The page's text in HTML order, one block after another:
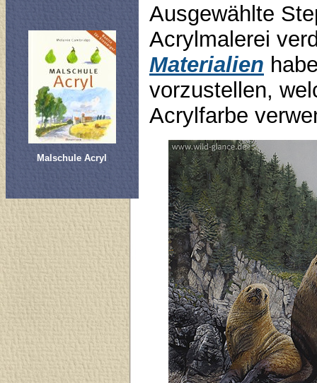
Malschule Acryl
Ausgewählte
Acrylmalerei
Materialien
vorzustellen,
Acrylfarbe